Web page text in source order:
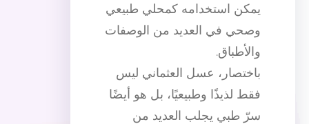
يمكن استخدامه كمحلي طبيعي
وصحي في العديد من الوصفات
والأطباق.
باختصار، عسل العثماني ليس
فقط لذيذًا وطبيعيًا، بل هو أيضًا
سرّ طبي يجلب العديد من